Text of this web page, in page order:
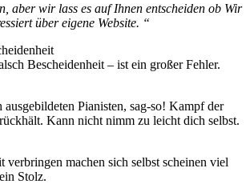
aber wir lass es auf Ihnen entscheiden ob Wir
über eigene Website. “
Bescheidenheit – ist ein großer Fehler.
Pianisten, sag-so! Kampf der
Kann nicht nimm zu leicht dich selbst.
machen sich selbst scheinen viel
Stolz.